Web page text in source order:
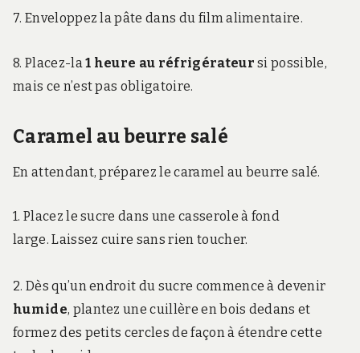
7. Enveloppez la pâte dans du film alimentaire.
8. Placez-la1 heure au réfrigérateur si possible,
mais ce n’est pas obligatoire.
Caramel au beurre salé
En attendant, préparez le caramel au beurre salé.
1. Placez le sucre dans une casserole à fond
large. Laissez cuire sans rien toucher.
2. Dès qu’un endroit du sucre commence à devenir
humide, plantez une cuillère en bois dedans et
formez des petits cercles de façon à étendre cette